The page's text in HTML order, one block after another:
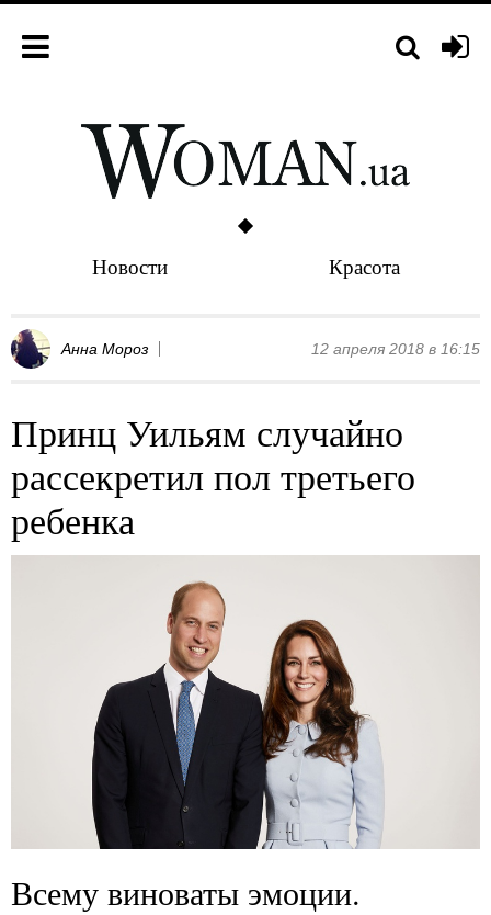
Новости Красота
Анна Мороз 12 апреля 2018 в 16:15
Принц Уильям случайно
рассекретил пол третьего
ребенка
Всему виноваты эмоции.